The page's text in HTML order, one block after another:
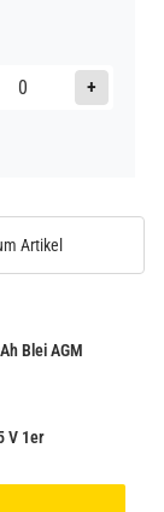
+
Artikel
Blei AGM
V 1er